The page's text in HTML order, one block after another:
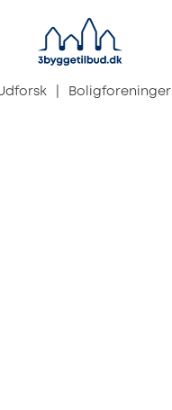
Boligforeninger